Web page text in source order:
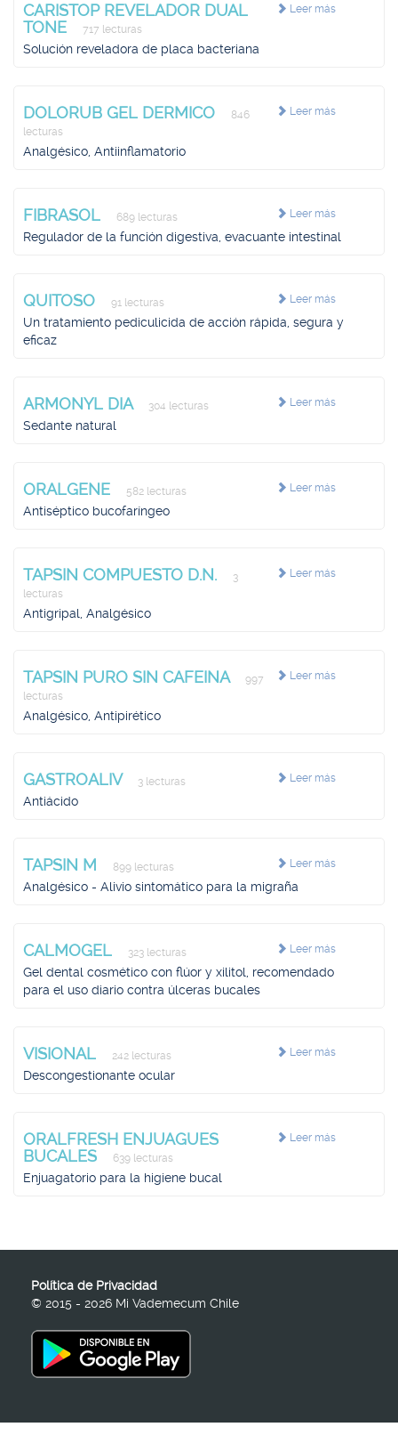
Leer más
CARISTOP REVELADOR DUAL
TONE
717 lecturas
Solución reveladora de placa bacteriana
Leer más
DOLORUB GEL DERMICO
846
lecturas
Analgésico, Antiinflamatorio
Leer más
FIBRASOL 689 lecturas
Regulador de la función digestiva, evacuante intestinal
Leer más
QUITOSO 91 lecturas
Un tratamiento pediculicida de acción rápida, segura y
eficaz
Leer más
ARMONYL DIA 304 lecturas
Sedante natural
Leer más
ORALGENE 582 lecturas
Antiséptico bucofaríngeo
Leer más
TAPSIN COMPUESTO D.N.
3
lecturas
Antigripal, Analgésico
Leer más
TAPSIN PURO SIN CAFEINA
997
lecturas
Analgésico, Antipirético
Leer más
GASTROALIV 3 lecturas
Antiácido
Leer más
TAPSIN M 899 lecturas
Analgésico - Alivio sintomático para la migraña
Leer más
CALMOGEL 323 lecturas
Gel dental cosmético con flúor y xilitol, recomendado
para el uso diario contra úlceras bucales
Leer más
VISIONAL 242 lecturas
Descongestionante ocular
Leer más
ORALFRESH ENJUAGUES
BUCALES
639 lecturas
Enjuagatorio para la higiene bucal
Política de Privacidad
© 2015 - 2026 Mi Vademecum Chile